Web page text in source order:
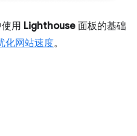
用 Lighthouse 面板的基础
化网站速度。